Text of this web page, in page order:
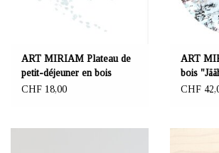
ART MIRIAM Plateau de
petit-déjeuner en bois
"Kuuset"
CHF 18,00
ART
bois
D 40cm
CHF